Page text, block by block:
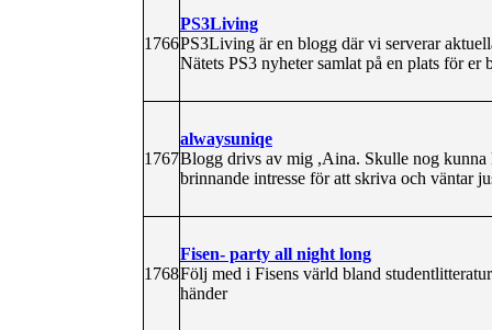
1766
PS3Living
PS3Living är en blogg där vi serverar
Nätets PS3 nyheter samlat på en plats för er
1767
alwaysuniqe
Blogg drivs av mig ,Aina. Skulle nog kunna
brinnande intresse för att skriva och väntar
1768
Fisen- party all night long
Följ med i Fisens värld bland
händer